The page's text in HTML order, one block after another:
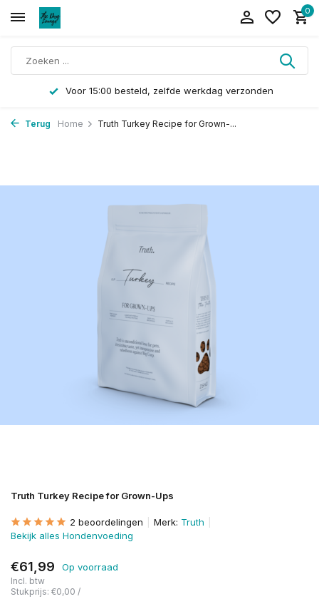
0
Voor 15:00 besteld, zelfde werkdag verzonden
Terug Home Truth Turkey Recipe for Grown-...
Truth Turkey Recipe for Grown-Ups
2 beoordelingen Merk: Truth
Bekijk alles Hondenvoeding
€61,99 Op voorraad
Incl. btw
Stukprijs: €0,00 /